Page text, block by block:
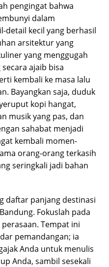
pengingat bahwa
dalam
detail kecil yang berhasil
arsitektur yang
yang menggugah
ajaib bisa
kembali ke masa lalu
Bayangkan saja, duduk
kopi hangat,
musik yang pas, dan
sahabat menjadi
kembali momen-
orang-orang terkasih
seringkali jadi bahan
daftar panjang destinasi
Fokuslah pada
Tempat ini
pemandangan; ia
Anda untuk menulis
Anda, sambil sesekali